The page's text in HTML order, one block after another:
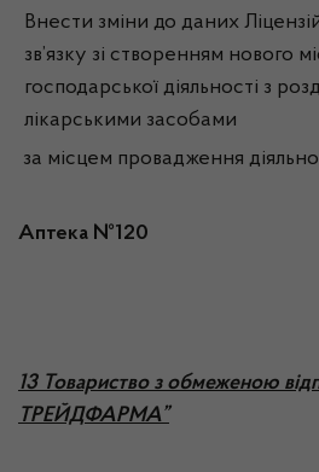
Внести зміни до даних
зв’язку зі створенням нового
господарської діяльності з
лікарськими засобами
за місцем провадження
Аптека №120
13 Товариство з обмеженою
ТРЕЙДФАРМА”